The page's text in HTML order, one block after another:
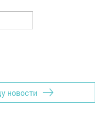
новости